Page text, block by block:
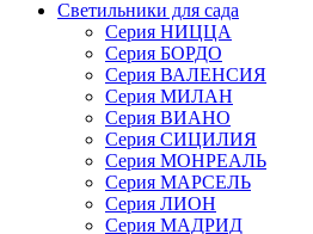
Светильники для сада
Серия НИЦЦА
Серия БОРДО
Серия ВАЛЕНСИЯ
Серия МИЛАН
Серия ВИАНО
Серия СИЦИЛИЯ
Серия МОНРЕАЛЬ
Серия МАРСЕЛЬ
Серия ЛИОН
Серия МАДРИД